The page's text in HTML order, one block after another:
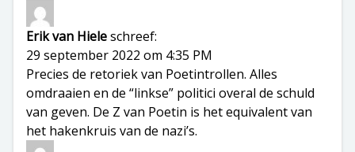
Erik van Hieleschreef:
29 september 2022 om 4:35 PM
Precies de retoriek van Poetintrollen. Alles
omdraaien en de “linkse” politici overal de schuld
van geven. De Z van Poetin is het equivalent van
het hakenkruis van de nazi’s.